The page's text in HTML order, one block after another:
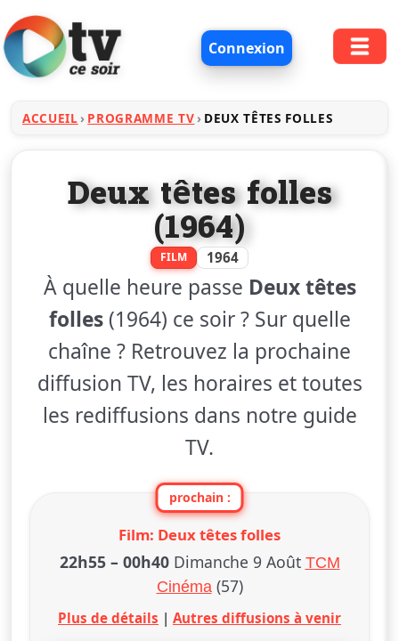
Connexion
ACCUEIL PROGRAMME TV DEUX TÊTES FOLLES
Deux têtes folles
(1964)
FILM 1964
À quelle heure passe Deux têtes
folles(1964) ce soir ? Sur quelle
chaîne ? Retrouvez la prochaine
diffusion TV, les horaires et toutes
les rediffusions dans notre guide
TV.
prochain :
Film: Deux têtes folles
22h55– 00h40 Dimanche 9 Août TCM
Cinéma (57)
Plus de détails | Autres diffusions à venir